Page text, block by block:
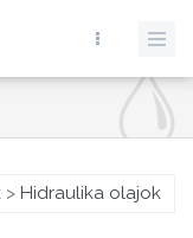
> Hidraulika olajok